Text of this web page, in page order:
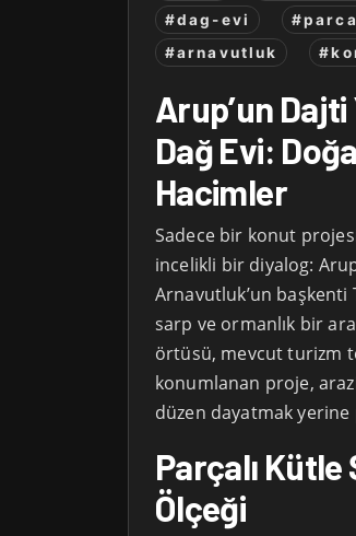
#dag-evi
#arnavutluk
Arup’un Dajti
Dağ Evi:
Hacimler
Sadece bir konut
incelikli bir diyalog:
Arnavutluk’un başkenti
sarp ve ormanlık bir
örtüsü, mevcut turizm
konumlanan proje,
düzen dayatmak
Parçalı
Ölçeği